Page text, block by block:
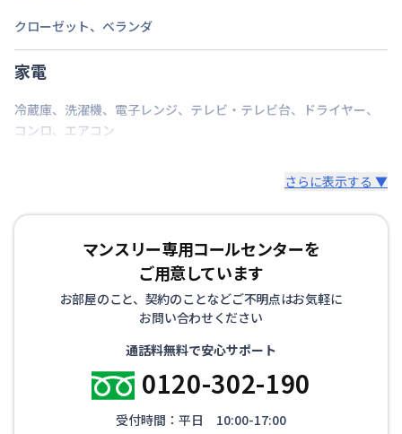
クローゼット、 ベランダ
家電
冷蔵庫、 洗濯機、 電子レンジ、 テレビ・テレビ台、 ドライヤー、
コンロ、 エアコン
さらに表示する ▼
マンスリー専用コールセンターを
ご用意しています
お部屋のこと、契約のことなどご不明点はお気軽に
お問い合わせください
通話料無料で安心サポート
0120-302-190
受付時間：平日 10:00-17:00